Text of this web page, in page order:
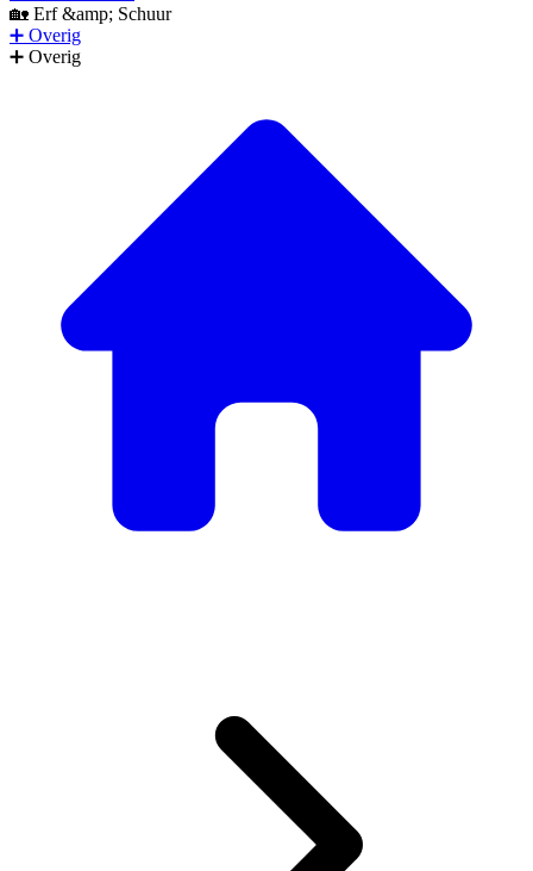
🏡 Erf &amp; Schuur
➕ Overig
➕ Overig